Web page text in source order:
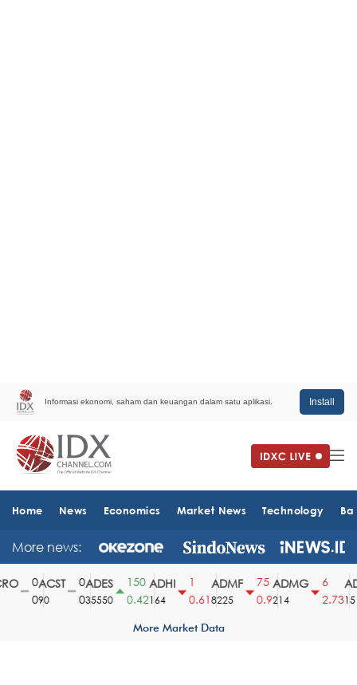
Informasi ekonomi, saham dan keuangan dalam satu aplikasi. Install
Home News Economics Market News Technology
More news:
ACST
90
ADES
35550
150
0.42
ADHI
164
0.61
ADMF
8225
75
0.9
ADMG
214
2.731510
More Market Data